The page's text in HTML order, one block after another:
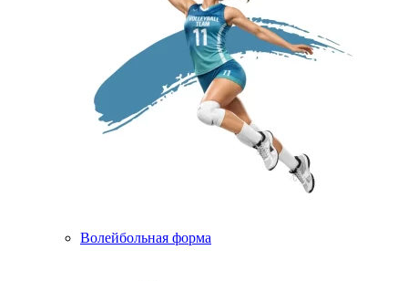
Волейбольная форма